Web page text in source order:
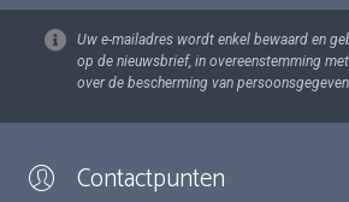
Uw e-mailadres wordt enkel bewaard en
op de nieuwsbrief, in overeenstemming
over de bescherming van
Contactpunten